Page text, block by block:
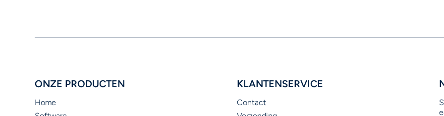
ONZE PRODUCTEN
Home
KLANTENSERVICE
Contact